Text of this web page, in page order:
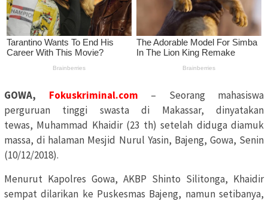
GOWA, Fokuskriminal.com
– Seorang mahasiswa
perguruan tinggi swasta di Makassar, dinyatakan
tewas, Muhammad Khaidir (23 th) setelah diduga diamuk
massa, di halaman Mesjid Nurul Yasin, Bajeng, Gowa, Senin
(10/12/2018).
Menurut Kapolres Gowa, AKBP Shinto Silitonga, Khaidir
sempat dilarikan ke Puskesmas Bajeng, namun setibanya,